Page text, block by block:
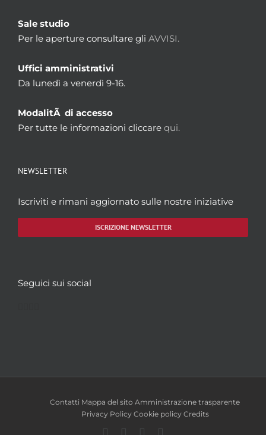
Sale studio
Per le aperture consultare gli AVVISI.
Uffici amministrativi
Da lunedì a venerdì 9-16.
ModalitÃ di accesso
Per tutte le informazioni cliccare qui.
NEWSLETTER
Iscriviti e rimani aggiornato sulle nostre iniziative
ISCRIZIONE NEWSLETTER
Seguici sui social
Contatti Mappa del sito Amministrazione trasparente
Privacy Policy Cookie policy Credits
Facebook
TwitterYouTube